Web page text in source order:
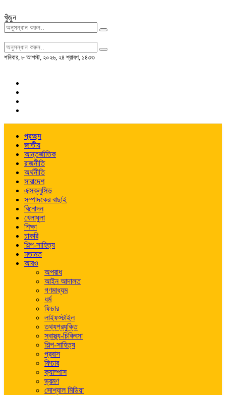
খুঁজুন
শনিবার, ৮ আগস্ট, ২০২৬, ২৪ শ্রাবণ, ১৪৩৩
প্রচ্ছদ
জাতীয়
আন্তর্জাতিক
রাজনীতি
অর্থনীতি
সারাদেশ
এক্সক্লুসিভ
সম্পাদকের বাছাই
বিনোদন
খেলাধুলা
শিক্ষা
চাকরি
শিল্প-সাহিত্য
মতামত
আরও
অপরাধ
আইন আদালত
গণমাধ্যম
ধর্ম
ফিচার
লাইফস্টাইল
তথ্যপ্রযুক্তি
স্বাস্থ্য-চিকিৎসা
শিল্প-সাহিত্য
প্রবাস
ফিচার
ক্যাম্পাস
ভ্রমণ
সোশ্যাল মিডিয়া